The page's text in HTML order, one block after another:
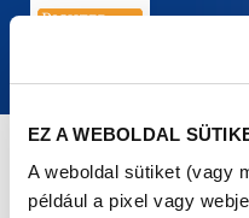
EZ A WEBOLDAL
A weboldal sütiket (vagy
például a pixel vagy